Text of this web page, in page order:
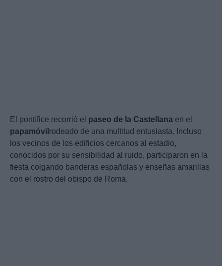
El pontífice recorrió el paseo de la Castellana en el
papamóvil rodeado de una multitud entusiasta. Incluso
los vecinos de los edificios cercanos al estadio,
conocidos por su sensibilidad al ruido, participaron en la
fiesta colgando banderas españolas y enseñas amarillas
con el rostro del obispo de Roma.